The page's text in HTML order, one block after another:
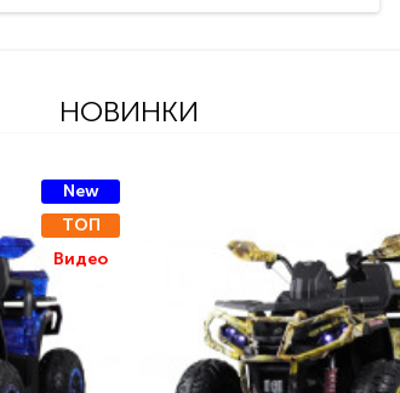
НОВИНКИ
New
ТОП
Видео